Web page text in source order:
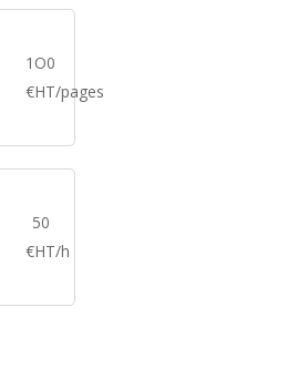
1O0
€HT/pages
50
€HT/h